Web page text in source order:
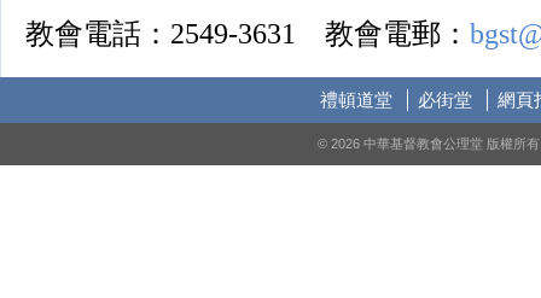
教會電話：2549-3631 教會電郵：
禮頓道堂 必街堂 網頁
© 2026 中華基督教會公理堂 版權所